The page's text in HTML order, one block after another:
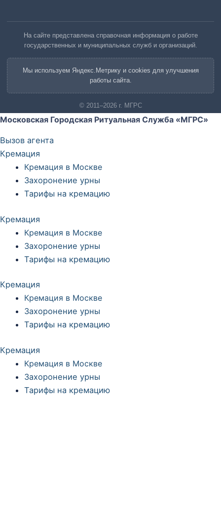
На сайте представлена справочная информация о работе
государственных и муниципальных служб и организаций.
Мы используем Яндекс.Метрику и cookies для улучшения
работы сайта.
© 2011–2026 г. МГРС
Московская Городская Ритуальная Служба «МГРС»
Вызов агента
Кремация
Кремация в Москве
Захоронение урны
Тарифы на кремацию
Кремация
Кремация в Москве
Захоронение урны
Тарифы на кремацию
Кремация
Кремация в Москве
Захоронение урны
Тарифы на кремацию
Кремация
Кремация в Москве
Захоронение урны
Тарифы на кремацию